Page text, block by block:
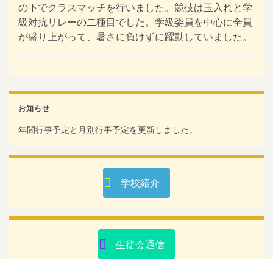
の下でクラスマッチを行いました。競技は玉入れと学
級対抗リレーの二種目でした。学級委員を中心に全員
が盛り上がって、暑さに負けずに躍動していました。
お知らせ
年間行事予定と月別行事予定を更新しました。
学校紹介
生徒会通信